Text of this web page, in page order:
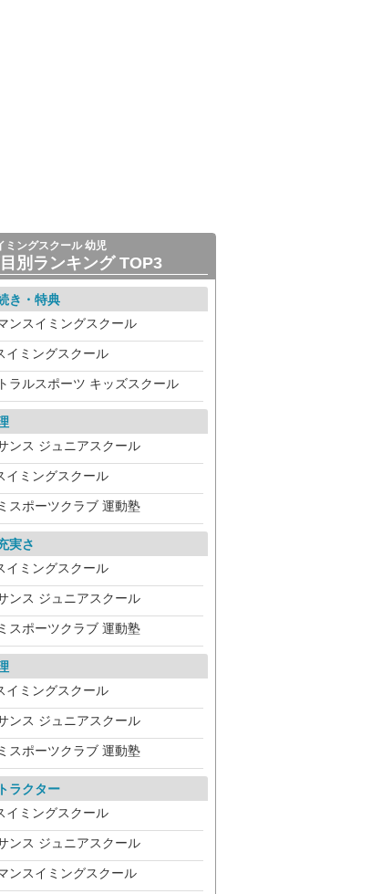
ミングスクール 幼児
別ランキング TOP3
き・特典
ンスイミングスクール
イミングスクール
ラルスポーツ キッズスクール
ンス ジュニアスクール
イミングスクール
スポーツクラブ 運動塾
実さ
イミングスクール
ンス ジュニアスクール
スポーツクラブ 運動塾
イミングスクール
ンス ジュニアスクール
スポーツクラブ 運動塾
ラクター
イミングスクール
ンス ジュニアスクール
ンスイミングスクール